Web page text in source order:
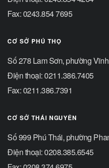
Fax: 0243.854 7695
CƠ SỞ PHÚ THỌ
Số 278 Lam Sơn, phường
Điện thoại: 0211.386.7405
Fax: 0211.386.7391
CƠ SỞ THÁI NGUYÊN
Số 999 Phú Thái, phường
Điện thoại: 0208.385.6545